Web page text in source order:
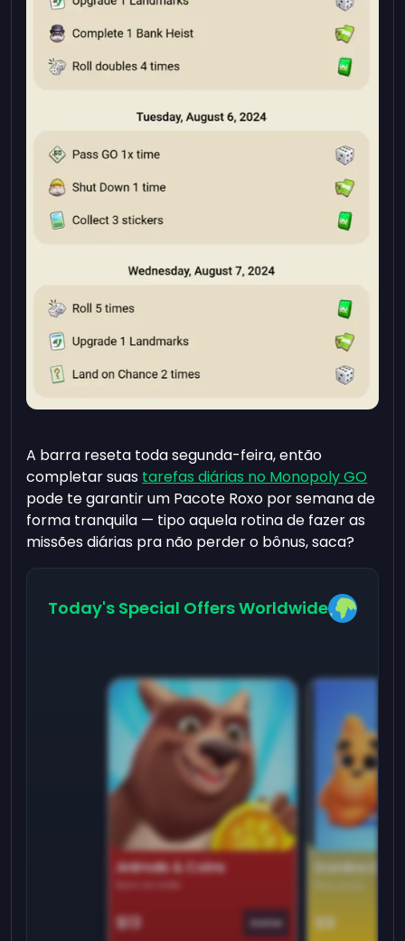
A barra reseta toda segunda-feira, então
completar suas tarefas diárias no Monopoly GO
pode te garantir um Pacote Roxo por semana de
forma tranquila — tipo aquela rotina de fazer as
missões diárias pra não perder o bônus, saca?
Today's Special Offers Worldwide
Animals & Coins
Earn on side
$13 Game
Domino
$9